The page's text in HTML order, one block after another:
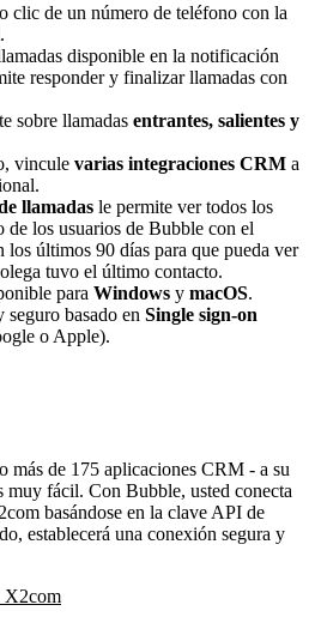
clic de un número de teléfono con la
.
disponible en la notificación
responder y finalizar llamadas con
sobre llamadas entrantes, salientes y
vincule varias integraciones CRM a
llamadas le permite ver todos los
de los usuarios de Bubble con el
los últimos 90 días para que pueda ver
tuvo el último contacto.
para Windows y macOS.
basado en Single sign-on
o Apple).
más de 175 aplicaciones CRM - a su
muy fácil. Con Bubble, usted conecta
basándose en la clave API de
establecerá una conexión segura y
X2com